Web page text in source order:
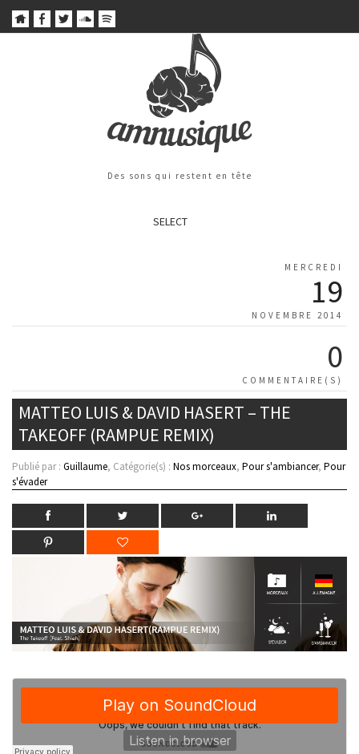
Des sons qui restent en tête
SELECT
MERCREDI
19
NOVEMBRE 2014
0
COMMENTAIRE(S)
MATTEO LUIS & DAVID HASERT – THE
TAKEOFF (RAMPUE REMIX)
Publié par : Guillaume, Catégorie(s) : Nos morceaux, Pour s'ambiancer, Pour
s'évader